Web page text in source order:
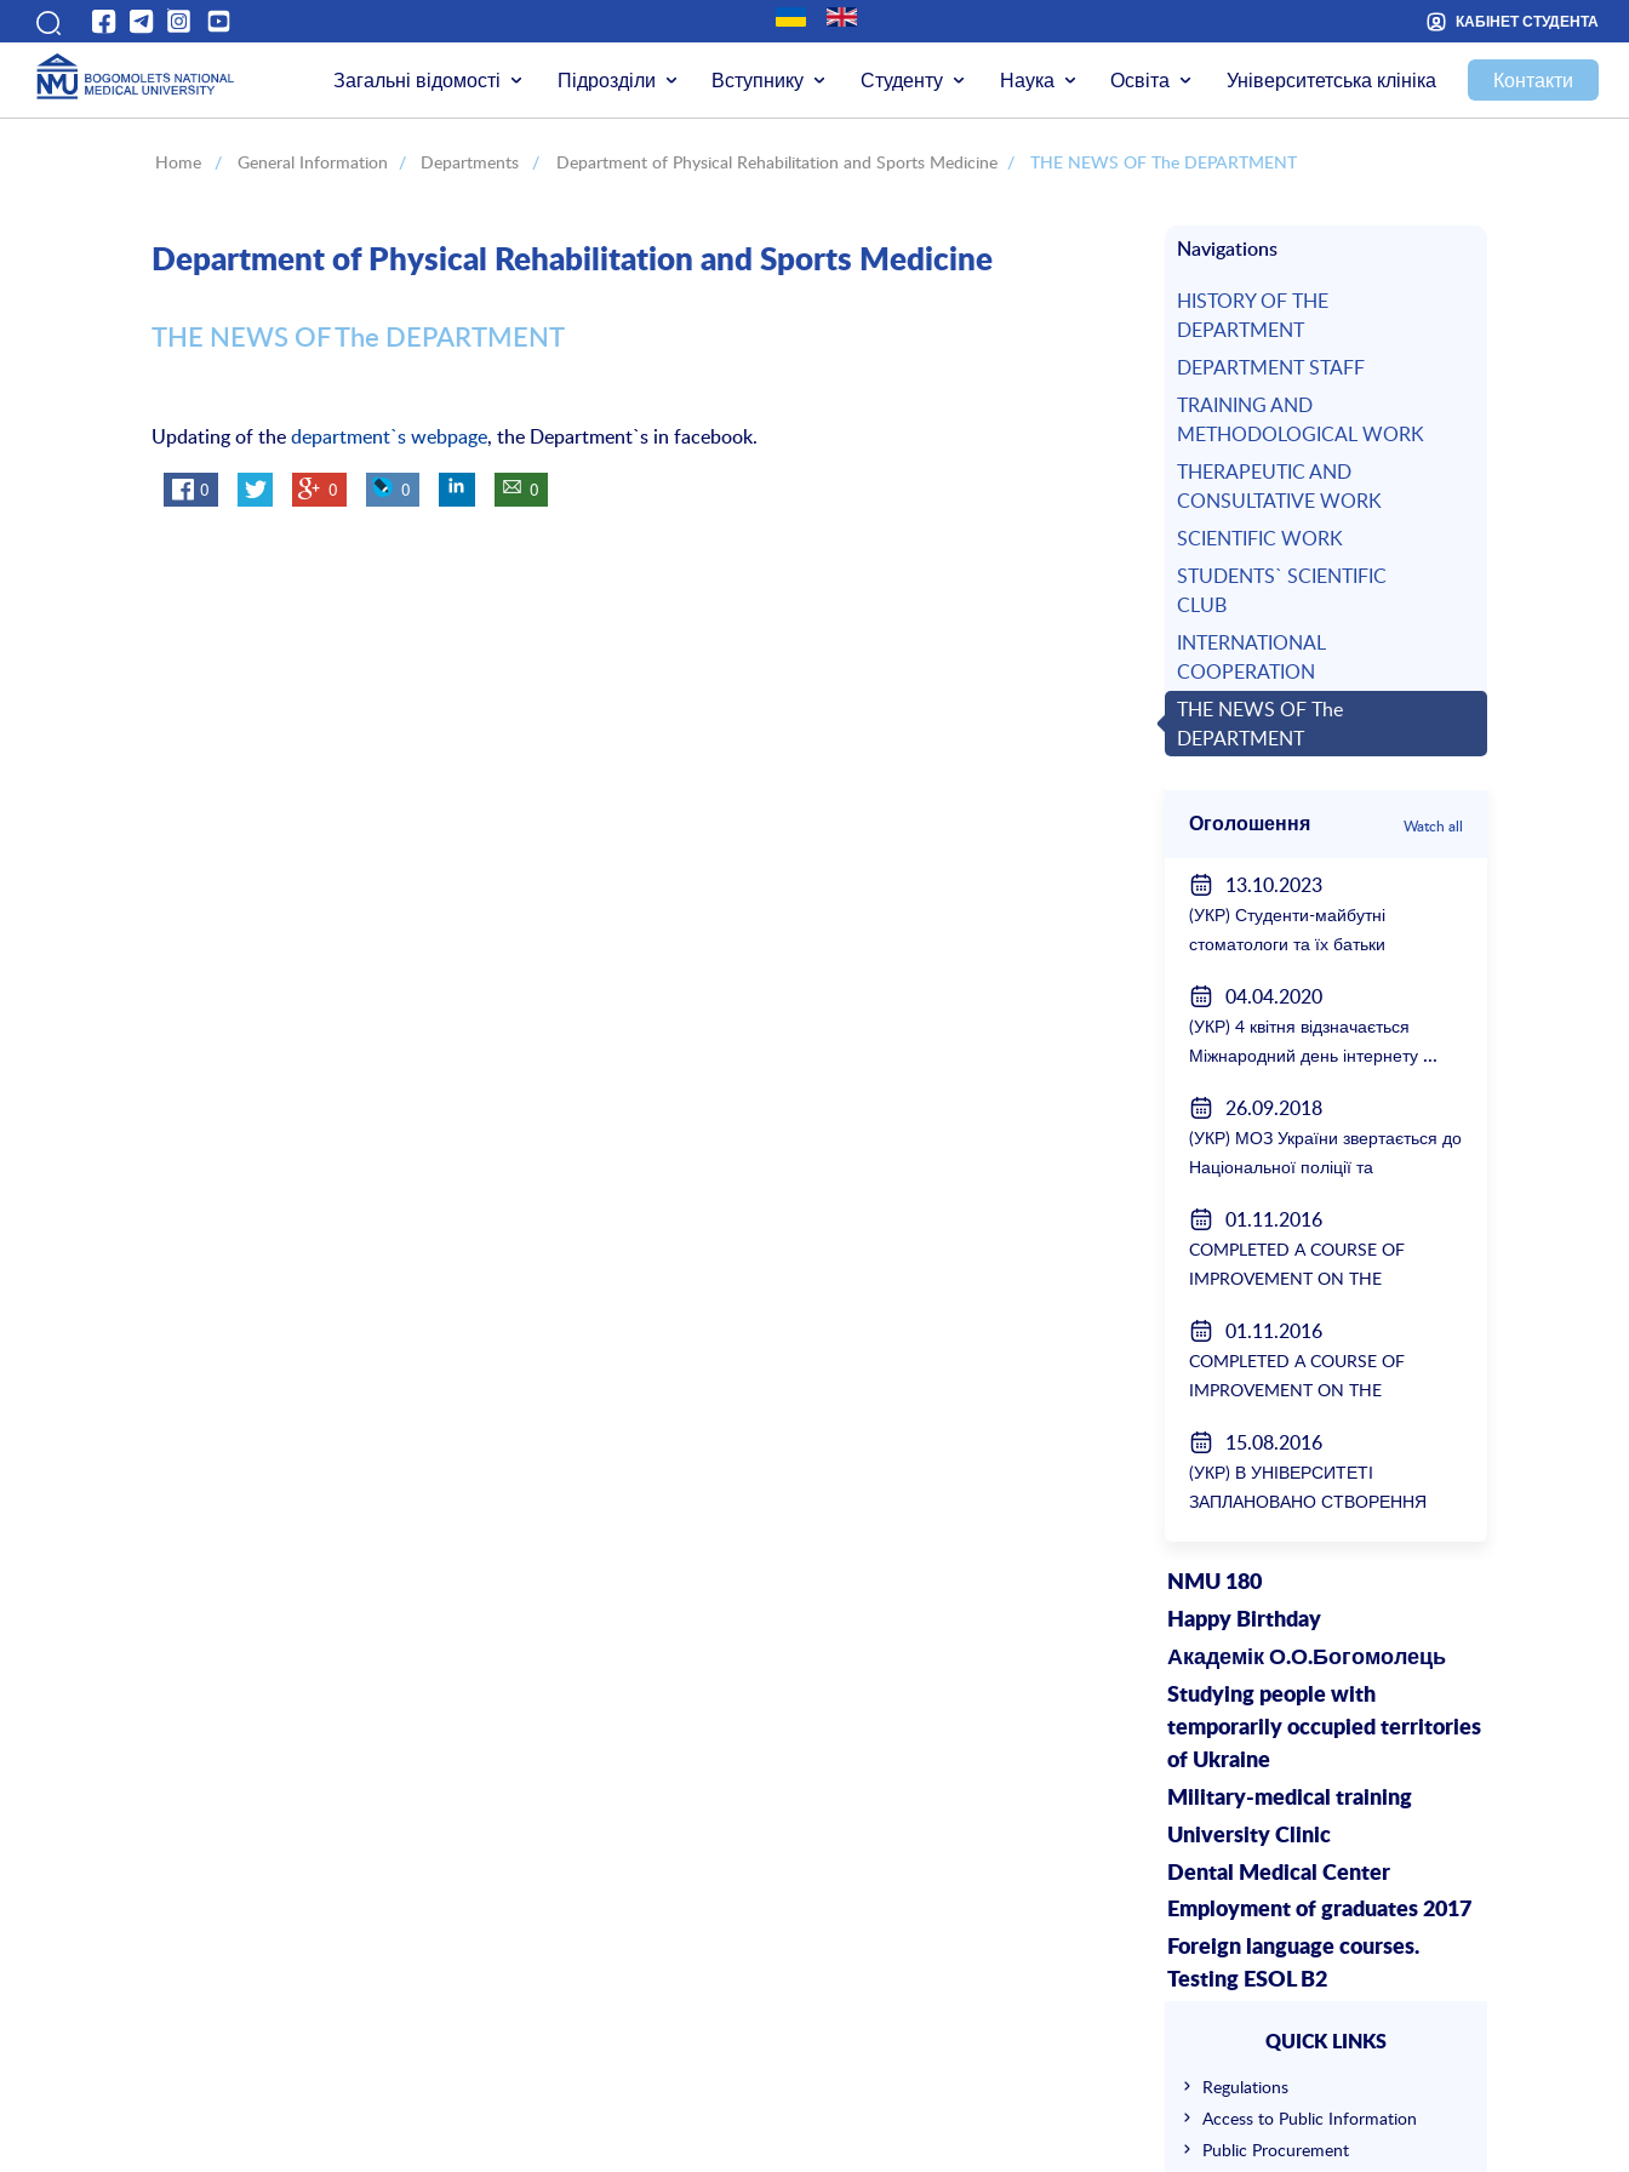
КАБІНЕТ СТУДЕНТА
Загальні відомості Підрозділи Вступнику Студенту Наука Освіта Університетська клініка Контакти
Home / General Information / Departments / Department of Physical Rehabilitation and Sports Medicine / THE NEWS OF The DEPARTMENT
Department of Physical Rehabilitation and Sports Medicine
THE NEWS OF The DEPARTMENT
Updating of thedepartment`s webpage, the Department`s in facebook.
0 0 0 0
Navigations
HISTORY OF THE
DEPARTMENT
DEPARTMENT STAFF
TRAINING AND
METHODOLOGICAL WORK
THERAPEUTIC AND
CONSULTATIVE WORK
SCIENTIFIC WORK
STUDENTS` SCIENTIFIC
CLUB
INTERNATIONAL
COOPERATION
THE NEWS OF The
DEPARTMENT
Оголошення Watch all
13.10.2023
(УКР) Студенти-майбутні
стоматологи та їх батьки
факультету
04.04.2020
(УКР) 4 квітня відзначається
Міжнародний день інтернету
26.09.2018
(УКР) МОЗ України звертається до
Національної поліції та
вимогою розслідування низки
зухвалих злочинів екс-ректорки
НМУ Катерини Амосової
01.11.2016
COMPLETED A COURSE OF
IMPROVEMENT ON THE
SURGERY №2
01.11.2016
COMPLETED A COURSE OF
IMPROVEMENT ON THE
SURGERY №2
15.08.2016
(УКР) В УНІВЕРСИТЕТІ
ЗАПЛАНОВАНО СТВОРЕННЯ
NMU 180
Happy Birthday
Академік О.О.Богомолець
Studying people with
temporarily occupied territories
of Ukraine
Military-medical training
University Clinic
Dental Medical Center
Employment of graduates 2017
Foreign language courses.
Testing ESOL B2
QUICK LINKS
Regulations
Access to Public Information
Public Procurement